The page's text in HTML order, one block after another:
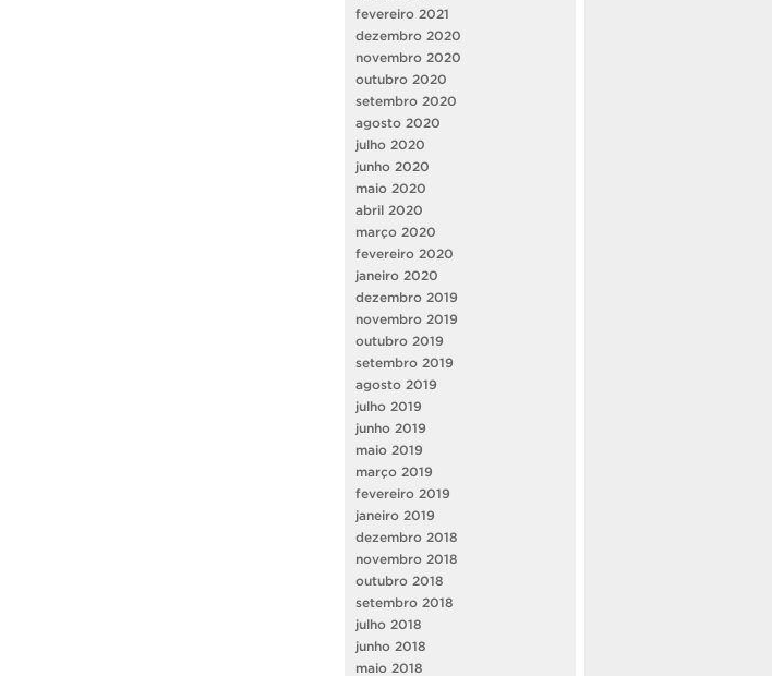
fevereiro 2021
dezembro 2020
novembro 2020
outubro 2020
setembro 2020
agosto 2020
julho 2020
junho 2020
maio 2020
abril 2020
março 2020
fevereiro 2020
janeiro 2020
dezembro 2019
novembro 2019
outubro 2019
setembro 2019
agosto 2019
julho 2019
junho 2019
maio 2019
março 2019
fevereiro 2019
janeiro 2019
dezembro 2018
novembro 2018
outubro 2018
setembro 2018
julho 2018
junho 2018
maio 2018